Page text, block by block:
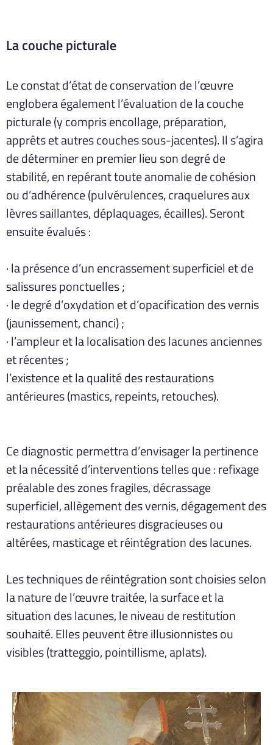
La couche picturale
Le constat d’état de conservation de l’œuvre
englobera également l’évaluation de la couche
picturale (y compris encollage, préparation,
apprêts et autres couches sous-jacentes). Il s’agira
de déterminer en premier lieu son degré de
stabilité, en repérant toute anomalie de cohésion
ou d’adhérence (pulvérulences, craquelures aux
lèvres saillantes, déplaquages, écailles). Seront
ensuite évalués :
· la présence d’un encrassement superficiel et de
salissures ponctuelles ;
· le degré d’oxydation et d’opacification des vernis
(jaunissement, chanci) ;
· l’ampleur et la localisation des lacunes anciennes
et récentes ;
l’existence et la qualité des restaurations
antérieures (mastics, repeints, retouches).
Ce diagnostic permettra d’envisager la pertinence
et la nécessité d’interventions telles que : refixage
préalable des zones fragiles, décrassage
superficiel, allègement des vernis, dégagement des
restaurations antérieures disgracieuses ou
altérées, masticage et réintégration des lacunes.
Les techniques de réintégration sont choisies selon
la nature de l’œuvre traitée, la surface et la
situation des lacunes, le niveau de restitution
souhaité. Elles peuvent être illusionnistes ou
visibles (tratteggio, pointillisme, aplats).